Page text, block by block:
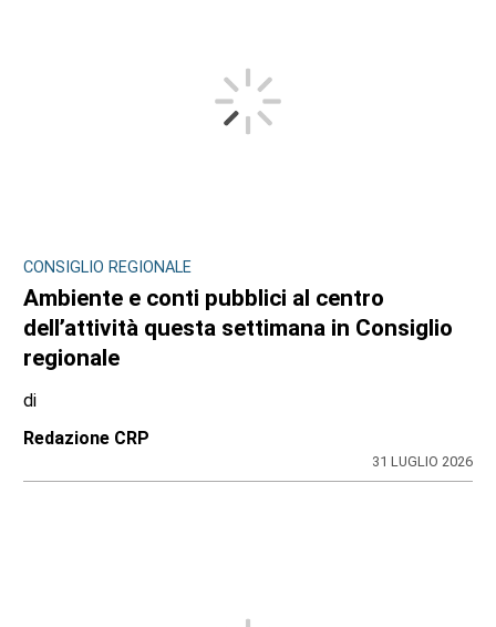
CONSIGLIO REGIONALE
Ambiente e conti pubblici al centro
dell’attività questa settimana in Consiglio
regionale
di
Redazione CRP
31 LUGLIO 2026